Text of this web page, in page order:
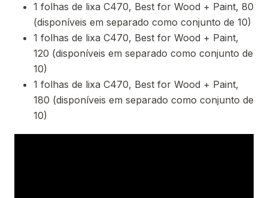
1 folhas de lixa C470, Best for Wood + Paint, 80
(disponíveis em separado como conjunto de 10)
1 folhas de lixa C470, Best for Wood + Paint,
120 (disponíveis em separado como conjunto de
10)
1 folhas de lixa C470, Best for Wood + Paint,
180 (disponíveis em separado como conjunto de
10)